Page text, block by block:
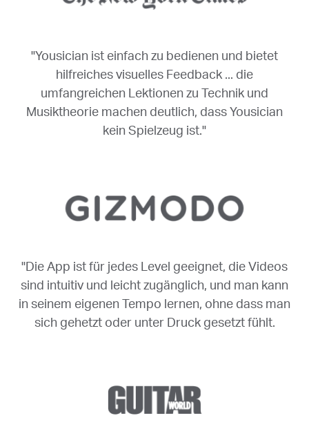
"Yousician ist einfach zu bedienen und bietet
hilfreiches visuelles Feedback ... die
umfangreichen Lektionen zu Technik und
Musiktheorie machen deutlich, dass Yousician
kein Spielzeug ist."
"Die App ist für jedes Level geeignet, die Videos
sind intuitiv und leicht zugänglich, und man kann
in seinem eigenen Tempo lernen, ohne dass man
sich gehetzt oder unter Druck gesetzt fühlt.